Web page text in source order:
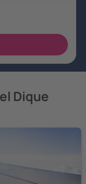
Dique